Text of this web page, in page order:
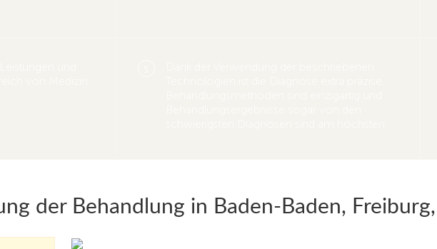
der Behandlung in Baden-Baden,